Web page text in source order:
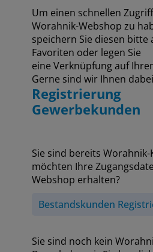
Um einen schnellen
Worahnik-Webshop zu
speichern Sie diesen bitte
Favoriten oder legen Sie
eine Verknüpfung auf
Gerne sind wir Ihnen
Registrierung
Gewerbekunden
Sie sind bereits
möchten Ihre
Webshop erhalten?
Bestandskunden
Sie sind noch kein